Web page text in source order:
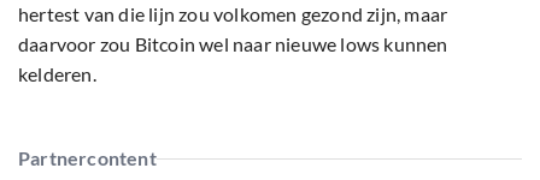
hertest van die lijn zou volkomen gezond zijn, maar
daarvoor zou Bitcoin wel naar nieuwe lows kunnen
kelderen.
Partnercontent